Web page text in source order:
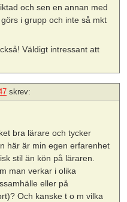
och sen en annan med
i grupp och inte så mkt
Väldigt intressant att
skrev:
bra lärare och tycker
här är min egen erfarenhet
stil än kön på läraren.
man verkar i olika
eller på
Och kanske t o m vilka